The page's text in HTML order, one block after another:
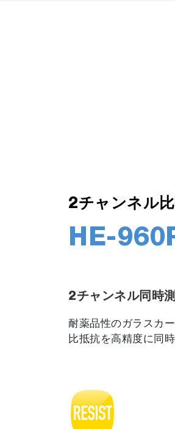
2チャンネル
HE-
2チャンネル同時
耐薬品性のガラスカ
比抵抗を高精度に同